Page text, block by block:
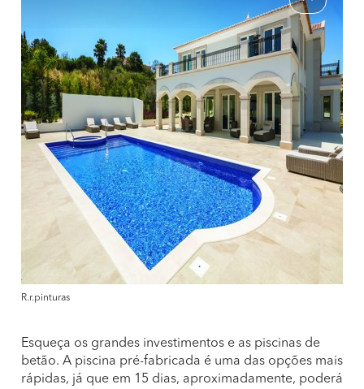
R.r.pinturas
Esqueça os grandes investimentos e as piscinas de
betão. A piscina pré-fabricada é uma das opções mais
rápidas, já que em 15 dias, aproximadamente, poderá